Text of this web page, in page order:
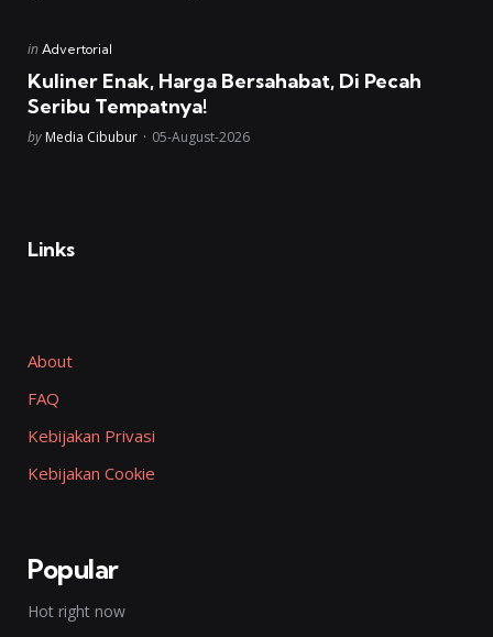
Posted
in Advertorial
Kuliner Enak, Harga Bersahabat, Di Pecah
Seribu Tempatnya!
Posted
by Media Cibubur 05-August-2026
Links
About
FAQ
Kebijakan Privasi
Kebijakan Cookie
Popular
Hot right now